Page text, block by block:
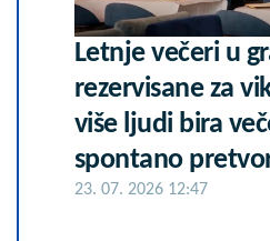
Letnje večeri u
rezervisane za
više ljudi bira
spontano
23. 07. 2026 12:47